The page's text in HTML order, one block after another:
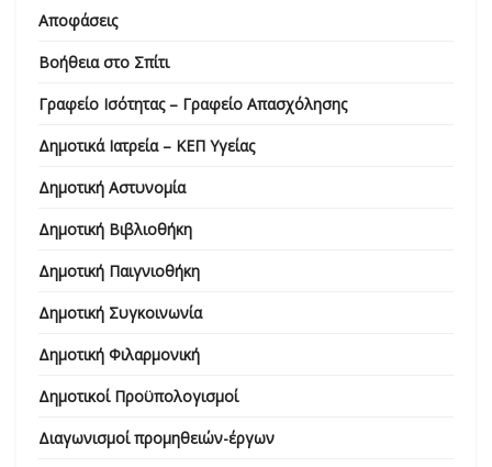
Αποφάσεις
Βοήθεια στο Σπίτι
Γραφείο Ισότητας – Γραφείο Απασχόλησης
Δημοτικά Ιατρεία – ΚΕΠ Υγείας
Δημοτική Αστυνομία
Δημοτική Βιβλιοθήκη
Δημοτική Παιγνιοθήκη
Δημοτική Συγκοινωνία
Δημοτική Φιλαρμονική
Δημοτικοί Προϋπολογισμοί
Διαγωνισμοί προμηθειών-έργων